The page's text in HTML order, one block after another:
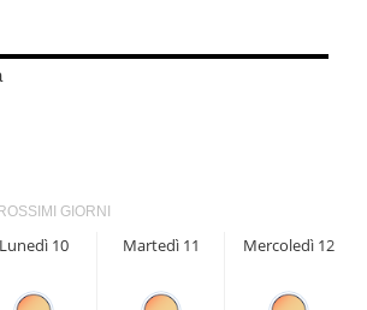
GIORNI
Lunedì 10 Martedì 11 Mercoledì 12